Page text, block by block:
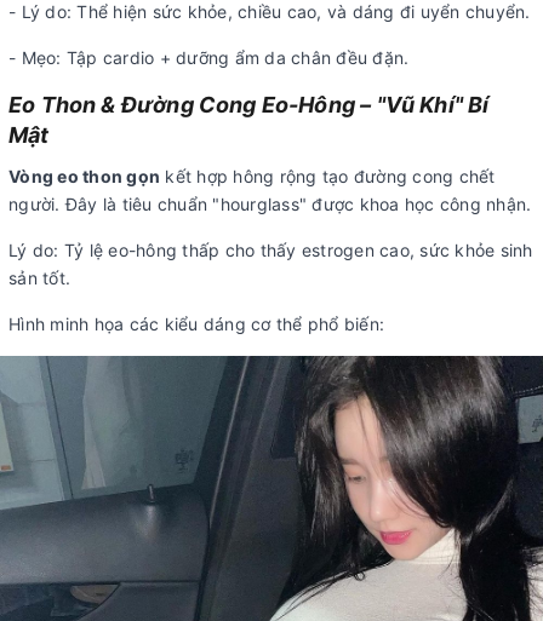
- Lý do: Thể hiện sức khỏe, chiều cao, và dáng đi uyển chuyển.
- Mẹo: Tập cardio + dưỡng ẩm da chân đều đặn.
Eo Thon & Đường Cong Eo-Hông – "Vũ Khí" Bí
Mật
Vòng eo thon gọn kết hợp hông rộng tạo đường cong chết
người. Đây là tiêu chuẩn "hourglass" được khoa học công nhận.
Lý do: Tỷ lệ eo-hông thấp cho thấy estrogen cao, sức khỏe sinh
sản tốt.
Hình minh họa các kiểu dáng cơ thể phổ biến: